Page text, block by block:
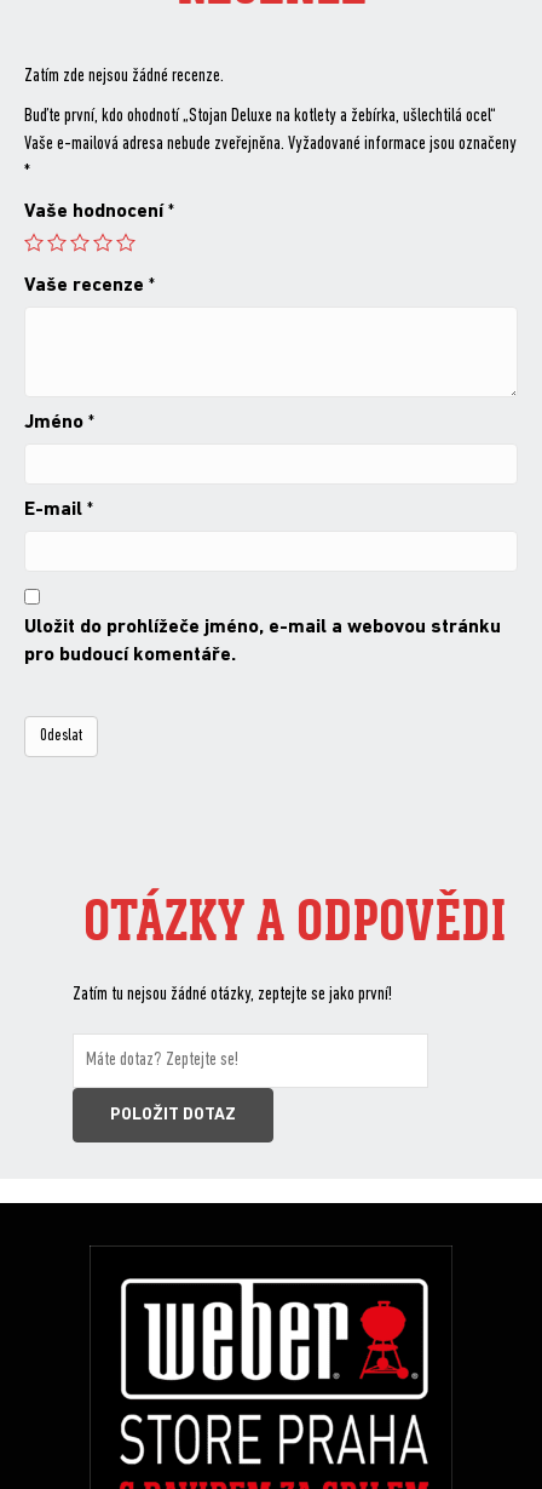
Zatím zde nejsou žádné recenze.
Buďte první, kdo ohodnotí „Stojan Deluxe na kotlety a žebírka, ušlechtilá ocel“
Vaše e-mailová adresa nebude zveřejněna. Vyžadované informace jsou označeny
*
Vaše hodnocení *
Vaše recenze *
Jméno *
E-mail *
Uložit do prohlížeče jméno, e-mail a webovou stránku
pro budoucí komentáře.
OTÁZKY A ODPOVĚDI
Zatím tu nejsou žádné otázky, zeptejte se jako první!